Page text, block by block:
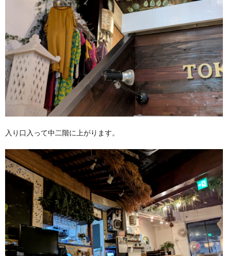
入り口入って中二階に上がります。